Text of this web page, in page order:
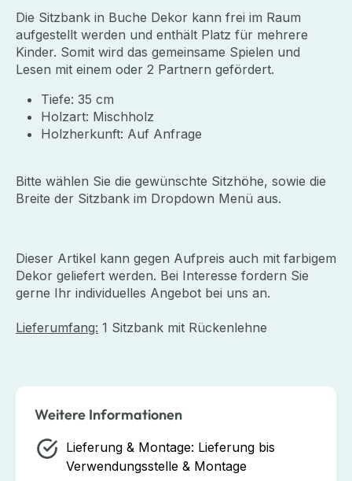
Die Sitzbank in Buche Dekor kann frei im Raum
aufgestellt werden und enthält Platz für mehrere
Kinder. Somit wird das gemeinsame Spielen und
Lesen mit einem oder 2 Partnern gefördert.
Tiefe: 35 cm
Holzart: Mischholz
Holzherkunft: Auf Anfrage
Bitte wählen Sie die gewünschte Sitzhöhe, sowie die
Breite der Sitzbank im Dropdown Menü aus.
Dieser Artikel kann gegen Aufpreis auch mit farbigem
Dekor geliefert werden. Bei Interesse fordern Sie
gerne Ihr individuelles Angebot bei uns an.
Lieferumfang: 1 Sitzbank mit Rückenlehne
Weitere Informationen
Lieferung & Montage: Lieferung bis
Verwendungsstelle & Montage